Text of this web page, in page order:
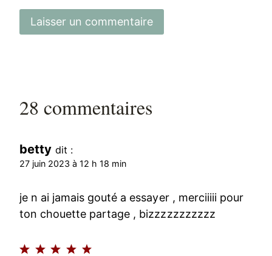
28 commentaires
betty dit :
27 juin 2023 à 12 h 18 min
je n ai jamais gouté a essayer , merciiiii pour
ton chouette partage , bizzzzzzzzzzz